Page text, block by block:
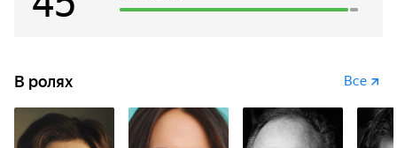
В ролях Все